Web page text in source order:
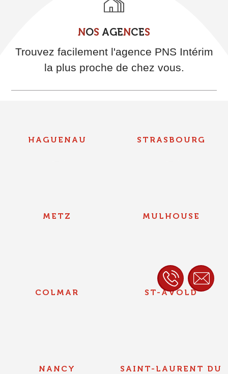
NOS AGENCES
Trouvez facilement l'agence PNS Intérim
la plus proche de chez vous.
HAGUENAU STRASBOURG
METZ MULHOUSE
COLMAR ST-AVOLD
NANCY
SAINT-LAURENT DU